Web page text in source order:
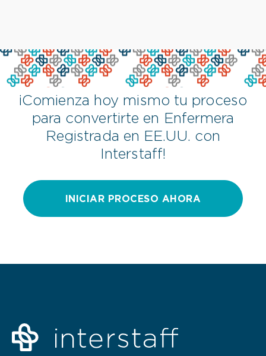
¡Comienza hoy mismo tu proceso
para convertirte en Enfermera
Registrada en EE.UU. con
Interstaff!
INICIAR PROCESO AHORA